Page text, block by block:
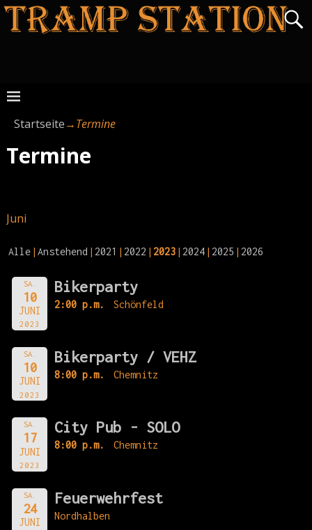
Startseite→Termine
Termine
Juni
Alle Anstehend 2021 2022 2023 2024 2025 2026
SA.
10
JUNI
2023
Bikerparty
2:00 p.m. Schönfeld
SA.
10
JUNI
2023
Bikerparty / VEHZ
8:00 p.m. Chemnitz
SA.
17
JUNI
2023
City Pub - SOLO
8:00 p.m. Chemnitz
SA.
24
JUNI
Feuerwehrfest
Nordhalben